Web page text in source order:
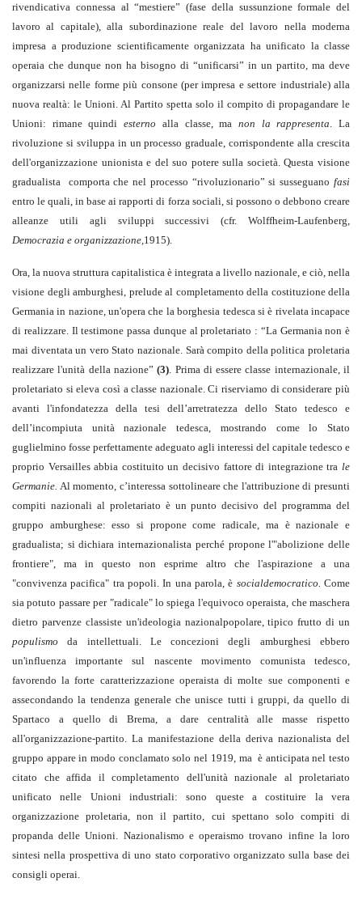
rivendicativa connessa al “mestiere” (fase della sussunzione formale del
lavoro al capitale), alla subordinazione reale del lavoro nella moderna
impresa a produzione scientificamente organizzata ha unificato la classe
operaia che dunque non ha bisogno di “unificarsi” in un partito, ma deve
organizzarsi nelle forme più consone (per impresa e settore industriale) alla
nuova realtà: le Unioni. Al Partito spetta solo il compito di propagandare le
Unioni: rimane quindiesterno alla classe, ma non la rappresenta. La
rivoluzione si sviluppa in un processo graduale, corrispondente alla crescita
dell'organizzazione unionista e del suo potere sulla società. Questa visione
gradualista comporta che nel processo “rivoluzionario” si susseguano fasi
entro le quali, in base ai rapporti di forza sociali, si possono o debbono creare
alleanze utili agli sviluppi successivi (cfr. Wolffheim-Laufenberg,
Democrazia e organizzazione,1915).
Ora, la nuova struttura capitalistica è integrata a livello nazionale, e ciò, nella
visione degli amburghesi, prelude al completamento della costituzione della
Germania in nazione, un'opera che la borghesia tedesca si è rivelata incapace
di realizzare. Il testimone passa dunque al proletariato : “La Germania non è
mai diventata un vero Stato nazionale. Sarà compito della politica proletaria
realizzare l'unità della nazione”(3). Prima di essere classe internazionale, il
proletariato si eleva così a classe nazionale. Ci riserviamo di considerare più
avanti l'infondatezza della tesi dell’arretratezza dello Stato tedesco e
dell’incompiuta unità nazionale tedesca, mostrando come lo Stato
guglielmino fosse perfettamente adeguato agli interessi del capitale tedesco e
proprio Versailles abbia costituito un decisivo fattore di integrazione tra le
Germanie. Al momento, c’interessa sottolineare che l'attribuzione di presunti
compiti nazionali al proletariato è un punto decisivo del programma del
gruppo amburghese: esso si propone come radicale, ma è nazionale e
gradualista; si dichiara internazionalista perché propone l'"abolizione delle
frontiere", ma in questo non esprime altro che l'aspirazione a una
"convivenza pacifica" tra popoli. In una parola, è socialdemocratico.Come
sia potuto passare per "radicale" lo spiega l'equivoco operaista, che maschera
dietro parvenze classiste un'ideologia nazionalpopolare, tipico frutto di un
populismo da intellettuali. Le concezioni degli amburghesi ebbero
un'influenza importante sul nascente movimento comunista tedesco,
favorendo la forte caratterizzazione operaista di molte sue componenti e
assecondando la tendenza generale che unisce tutti i gruppi, da quello di
Spartaco a quello di Brema, a dare centralità alle masse rispetto
all'organizzazione-partito. La manifestazione della deriva nazionalista del
gruppo appare in modo conclamato solo nel 1919, ma è anticipata nel testo
citato che affida il completamento dell'unità nazionale al proletariato
unificato nelle Unioni industriali: sono queste a costituire la vera
organizzazione proletaria, non il partito, cui spettano solo compiti di
propanda delle Unioni. Nazionalismo e operaismo trovano infine la loro
sintesi nella prospettiva di uno stato corporativo organizzato sulla base dei
consigli operai.